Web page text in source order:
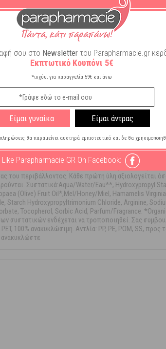
χρήση. ΚΑΤΑΛΛΗΛΟ ΓΙΑ ΠΑΙΔΙΑ ΑΝΩ ΤΩΝ 2
PARABEN,ΧΩΡΙΣ ΦΑΙΝΟΞΥΑΙΘΑΝΟΛΗ,ΧΩΡΙΣ
98% συστατικά φυσικής προέλευσης. ΜΕ
Η επιλογή των πρώτων υλών και η ανάπτυξη των
του περιβάλλοντος. Κάθε πρώτη ύλη αξιολογείται
Συστατικά:Aqua/Water/Eau**, Hydroxypropyl
(Olive) Fruit Oil*,Mel/Honey/Miel, Hamamelis
Hydroxypropyltrimonium Chloride, Arginine,
Tocopherol, Sorbic Acid, Parfum/Fragrance.
συστατικών ενδέχεται να τροποποιηθεί. Σας
100% ανακυκλώσιμη. Αντλία: PP, PE, POM, SS,
ανακυκλώστε
σου στο Newsletter του Parapharmacie.gr
Εκπτωτικό Κουπόνι 5€
*ισχύει για παραγγελία 59€ και άνω
Είμαι γυναίκα Είμαι άντρας
θα παραμείνει αυστηρά εμπιστευτικό και δε θα
Like Parapharmacie GR On Facebook: